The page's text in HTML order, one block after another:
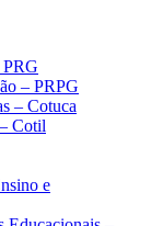
PRG
– PRPG
– Cotuca
Cotil
e